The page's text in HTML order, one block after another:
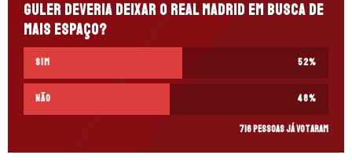
Guler deveria deixar o Real Madrid em busca de
mais espaço?
Sim 52%
Não 48%
716 pessoas já votaram